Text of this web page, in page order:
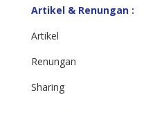
Artikel & Renungan :
Artikel
Renungan
Sharing